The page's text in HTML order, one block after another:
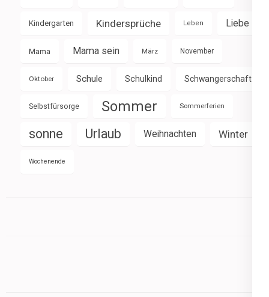
Kindergarten Kindersprüche Leben Liebe
Mama Mama sein März November
Oktober Schule Schulkind Schwangerschaft
Selbstfürsorge Sommer Sommerferien
sonne Urlaub Weihnachten Winter
Wochenende